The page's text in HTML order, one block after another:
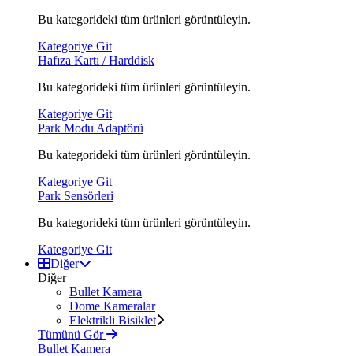
Bu kategorideki tüm ürünleri görüntüleyin.
Kategoriye Git
Hafıza Kartı / Harddisk
Bu kategorideki tüm ürünleri görüntüleyin.
Kategoriye Git
Park Modu Adaptörü
Bu kategorideki tüm ürünleri görüntüleyin.
Kategoriye Git
Park Sensörleri
Bu kategorideki tüm ürünleri görüntüleyin.
Kategoriye Git
Diğer
Diğer
Bullet Kamera
Dome Kameralar
Elektrikli Bisiklet
Tümünü Gör
Bullet Kamera